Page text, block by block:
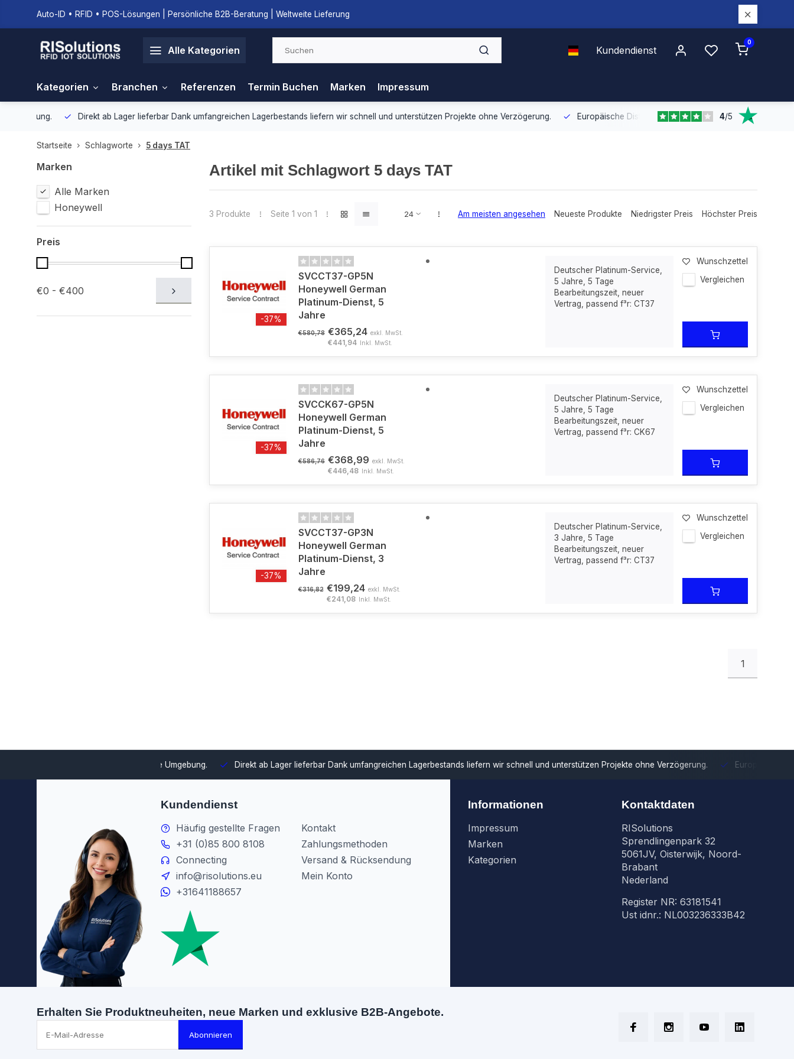
Auto-ID • RFID • POS-Lösungen | Persönliche B2B-Beratung | Weltweite Lieferung
Alle Kategorien Kundendienst
0
Kategorien Branchen Referenzen Termin Buchen Marken Impressum
Direkt ab Lager lieferbarDank umfangreichen Lagerbestands liefern wir schnell und unterstützen Projekte ohne Verzögerung. Europäische Distribution Mit unserer europaweiten Abdeckung
4/5
Startseite Schlagworte 5 days TAT
Marken
Alle Marken
Honeywell
Preis
€0 - €400
Artikel mit Schlagwort 5 days TAT
3 Produkte Seite 1 von 1 Am meisten angesehen Neueste Produkte Niedrigster Preis Höchster Preis
-37%
SVCCT37-GP5N
Honeywell German
Platinum-Dienst, 5
Jahre
€580,78 €365,24 exkl. MwSt.
€441,94 Inkl. MwSt.
Deutscher Platinum-Service,
5 Jahre, 5 Tage
Bearbeitungszeit, neuer
Vertrag, passend f³r: CT37
Wunschzettel
Vergleichen
-37%
SVCCK67-GP5N
Honeywell German
Platinum-Dienst, 5
Jahre
€586,76 €368,99 exkl. MwSt.
€446,48 Inkl. MwSt.
Deutscher Platinum-Service,
5 Jahre, 5 Tage
Bearbeitungszeit, neuer
Vertrag, passend f³r: CK67
Wunschzettel
Vergleichen
-37%
SVCCT37-GP3N
Honeywell German
Platinum-Dienst, 3
Jahre
€316,82 €199,24 exkl. MwSt.
€241,08 Inkl. MwSt.
Deutscher Platinum-Service,
3 Jahre, 5 Tage
Bearbeitungszeit, neuer
Vertrag, passend f³r: CT37
Wunschzettel
Vergleichen
1
Direkt ab Lager lieferbar Dank umfangreichen Lagerbestands liefern wir schnell und unterstützen Projekte ohne Verzögerung. Europäische Distribution
Kundendienst
Häufig gestellte Fragen
+31 (0)85 800 8108
Connecting
info@risolutions.eu
+31641188657
Kontakt
Zahlungsmethoden
Versand & Rücksendung
Mein Konto
Informationen
Impressum
Marken
Kategorien
Kontaktdaten
RISolutions
Sprendlingenpark 32
5061JV, Oisterwijk, Noord-
Brabant
Nederland
Register NR: 63181541
Ust idnr.: NL003236333B42
Erhalten Sie Produktneuheiten, neue Marken und exklusive B2B-Angebote.
Abonnieren